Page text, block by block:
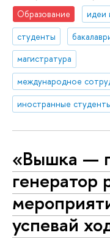
Образование
идеи
студенты
магистратура
международное
иностранные
«Вышка —
генератор
успевай